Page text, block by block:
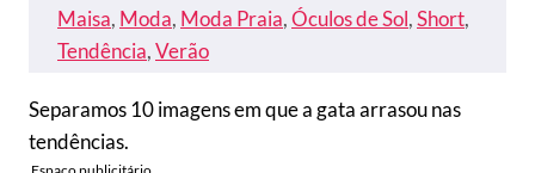
Maisa, Moda, Moda Praia, Óculos de Sol, Short
Tendência, Verão
Separamos 10 imagens em que a gata arrasou nas
tendências.